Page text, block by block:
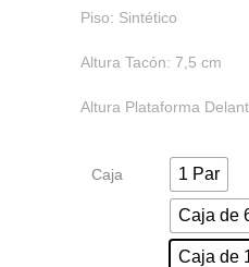
Piso: Sintético
Altura Tacón: 7,5 cm
Altura Plataforma
Caja 1 Par
Caja de
Caja de